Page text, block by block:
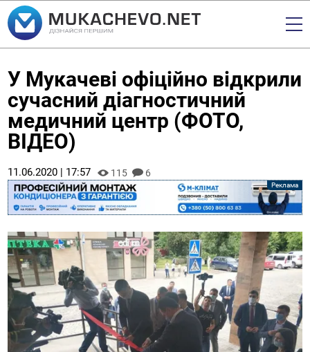
У Мукачеві офіційно відкрили
сучасний діагностичний
медичний центр (ФОТО,
ВІДЕО)
11.06.2020 | 17:57 115 6